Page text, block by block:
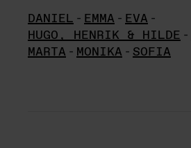
DANIEL - EMMA - EVA -
HUGO, HENRIK & HILDE -
MARTA - MONIKA - SOFIA